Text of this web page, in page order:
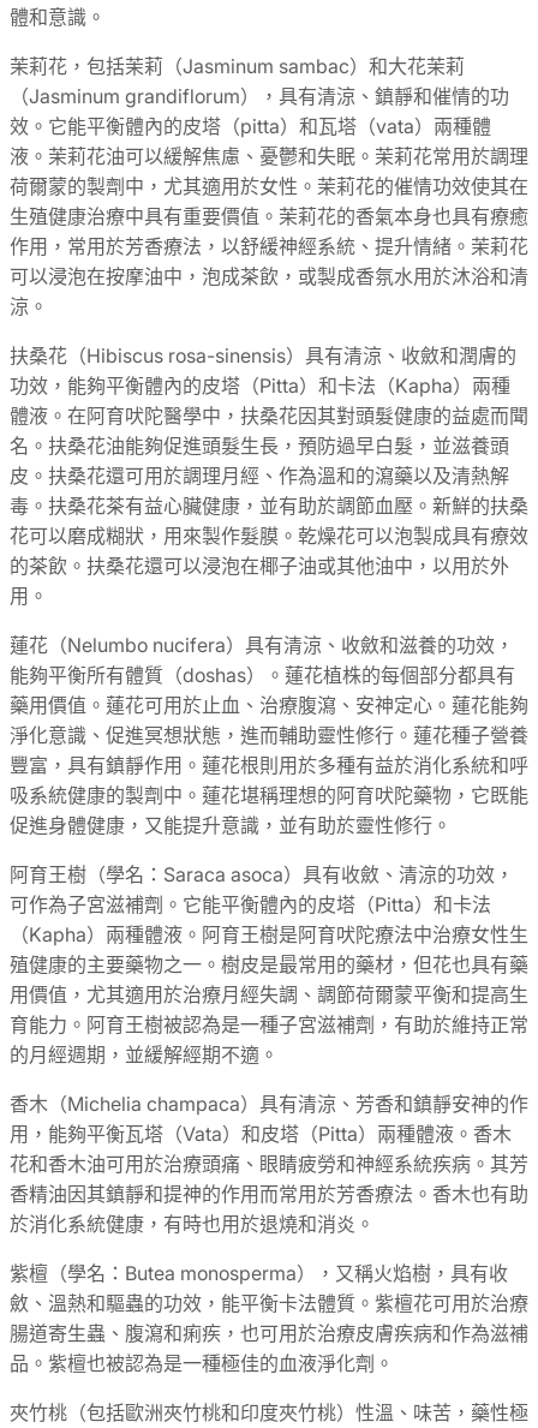
體和意識。
茉莉花，包括茉莉（Jasminum sambac）和大花茉莉
（Jasminum grandiflorum），具有清涼、鎮靜和催情的功
效。它能平衡體內的皮塔（pitta）和瓦塔（vata）兩種體
液。茉莉花油可以緩解焦慮、憂鬱和失眠。茉莉花常用於調理
荷爾蒙的製劑中，尤其適用於女性。茉莉花的催情功效使其在
生殖健康治療中具有重要價值。茉莉花的香氣本身也具有療癒
作用，常用於芳香療法，以舒緩神經系統、提升情緒。茉莉花
可以浸泡在按摩油中，泡成茶飲，或製成香氛水用於沐浴和清
涼。
扶桑花（Hibiscus rosa-sinensis）具有清涼、收斂和潤膚的
功效，能夠平衡體內的皮塔（Pitta）和卡法（Kapha）兩種
體液。在阿育吠陀醫學中，扶桑花因其對頭髮健康的益處而聞
名。扶桑花油能夠促進頭髮生長，預防過早白髮，並滋養頭
皮。扶桑花還可用於調理月經、作為溫和的瀉藥以及清熱解
毒。扶桑花茶有益心臟健康，並有助於調節血壓。新鮮的扶桑
花可以磨成糊狀，用來製作髮膜。乾燥花可以泡製成具有療效
的茶飲。扶桑花還可以浸泡在椰子油或其他油中，以用於外
用。
蓮花（Nelumbo nucifera）具有清涼、收斂和滋養的功效，
能夠平衡所有體質（doshas）。蓮花植株的每個部分都具有
藥用價值。蓮花可用於止血、治療腹瀉、安神定心。蓮花能夠
淨化意識、促進冥想狀態，進而輔助靈性修行。蓮花種子營養
豐富，具有鎮靜作用。蓮花根則用於多種有益於消化系統和呼
吸系統健康的製劑中。蓮花堪稱理想的阿育吠陀藥物，它既能
促進身體健康，又能提升意識，並有助於靈性修行。
阿育王樹（學名：Saraca asoca）具有收斂、清涼的功效，
可作為子宮滋補劑。它能平衡體內的皮塔（Pitta）和卡法
（Kapha）兩種體液。阿育王樹是阿育吠陀療法中治療女性生
殖健康的主要藥物之一。樹皮是最常用的藥材，但花也具有藥
用價值，尤其適用於治療月經失調、調節荷爾蒙平衡和提高生
育能力。阿育王樹被認為是一種子宮滋補劑，有助於維持正常
的月經週期，並緩解經期不適。
香木（Michelia champaca）具有清涼、芳香和鎮靜安神的作
用，能夠平衡瓦塔（Vata）和皮塔（Pitta）兩種體液。香木
花和香木油可用於治療頭痛、眼睛疲勞和神經系統疾病。其芳
香精油因其鎮靜和提神的作用而常用於芳香療法。香木也有助
於消化系統健康，有時也用於退燒和消炎。
紫檀（學名：Butea monosperma），又稱火焰樹，具有收
斂、溫熱和驅蟲的功效，能平衡卡法體質。紫檀花可用於治療
腸道寄生蟲、腹瀉和痢疾，也可用於治療皮膚疾病和作為滋補
品。紫檀也被認為是一種極佳的血液淨化劑。
夾竹桃（包括歐洲夾竹桃和印度夾竹桃）性溫、味苦，藥性極